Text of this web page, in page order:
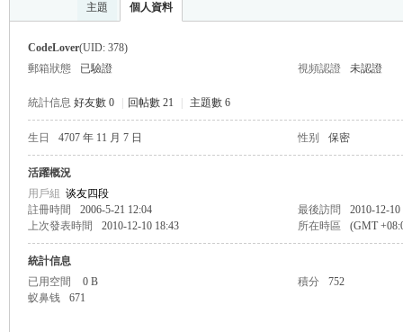
主題 個人資料
CodeLover(UID: 378)
郵箱狀態
已驗證 視頻認證 未認證
統計信息 好友數 0 回帖數 21 主題數 6
生日 4707 年 11 月 7 日 性别 保密
活躍概況
用戶組 谈友四段
註冊時間
2006-5-21 12:04 最後訪問
2010-12-10
上次發表時間
2010-12-10 18:43 所在時區 (GMT
統計信息
已用空間
0 B 積分
752
蚁鼻钱
671